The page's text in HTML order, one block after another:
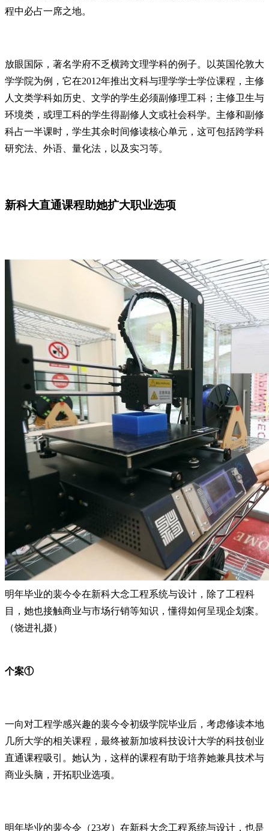
程中必占一席之地。
放眼国际，著名学府不乏横跨文理学科的例子。以英国伦敦大
学学院为例，它在2012年推出文科与理学学士学位课程，主修
人文类学科如历史、文学的学生必须副修理工科；主修卫生与
环境类，或理工科的学生得副修人文或社会科学。主修和副修
科占一半课时，学生其余时间修读核心单元，这可包括跨学科
研究法、外语、量化法，以及实习等。
新科大直通课程助她扩大职业选项
明年毕业的裴今令在新科大念工程系统与设计，除了工程科
目，她也接触商业与市场行销等知识，懂得如何呈现企划案。
（饶进礼摄）
个案①
一向对工程学感兴趣的裴今令初级学院毕业后，考虑修读本地
几所大学的相关课程，最终被新加坡科技设计大学的科技创业
直通课程吸引。她认为，这样的课程有助于培养她兼具技术与
商业头脑，开拓职业选项。
明年毕业的裴今令（23岁）在新科大念工程系统与设计，也是